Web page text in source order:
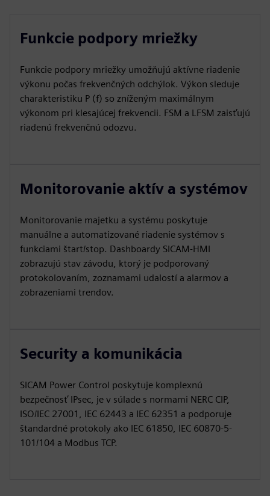
Funkcie podpory mriežky
Funkcie podpory mriežky umožňujú aktívne riadenie
výkonu počas frekvenčných odchýlok. Výkon sleduje
charakteristiku P (f) so zníženým maximálnym
výkonom pri klesajúcej frekvencii. FSM a LFSM zaisťujú
riadenú frekvenčnú odozvu.
Monitorovanie aktív a systémov
Monitorovanie majetku a systému poskytuje
manuálne a automatizované riadenie systémov s
funkciami štart/stop. Dashboardy SICAM-HMI
zobrazujú stav závodu, ktorý je podporovaný
protokolovaním, zoznamami udalostí a alarmov a
zobrazeniami trendov.
Security a komunikácia
SICAM Power Control poskytuje komplexnú
bezpečnosť IPsec, je v súlade s normami NERC CIP,
ISO/IEC 27001, IEC 62443 a IEC 62351 a podporuje
štandardné protokoly ako IEC 61850, IEC 60870-5-
101/104 a Modbus TCP.